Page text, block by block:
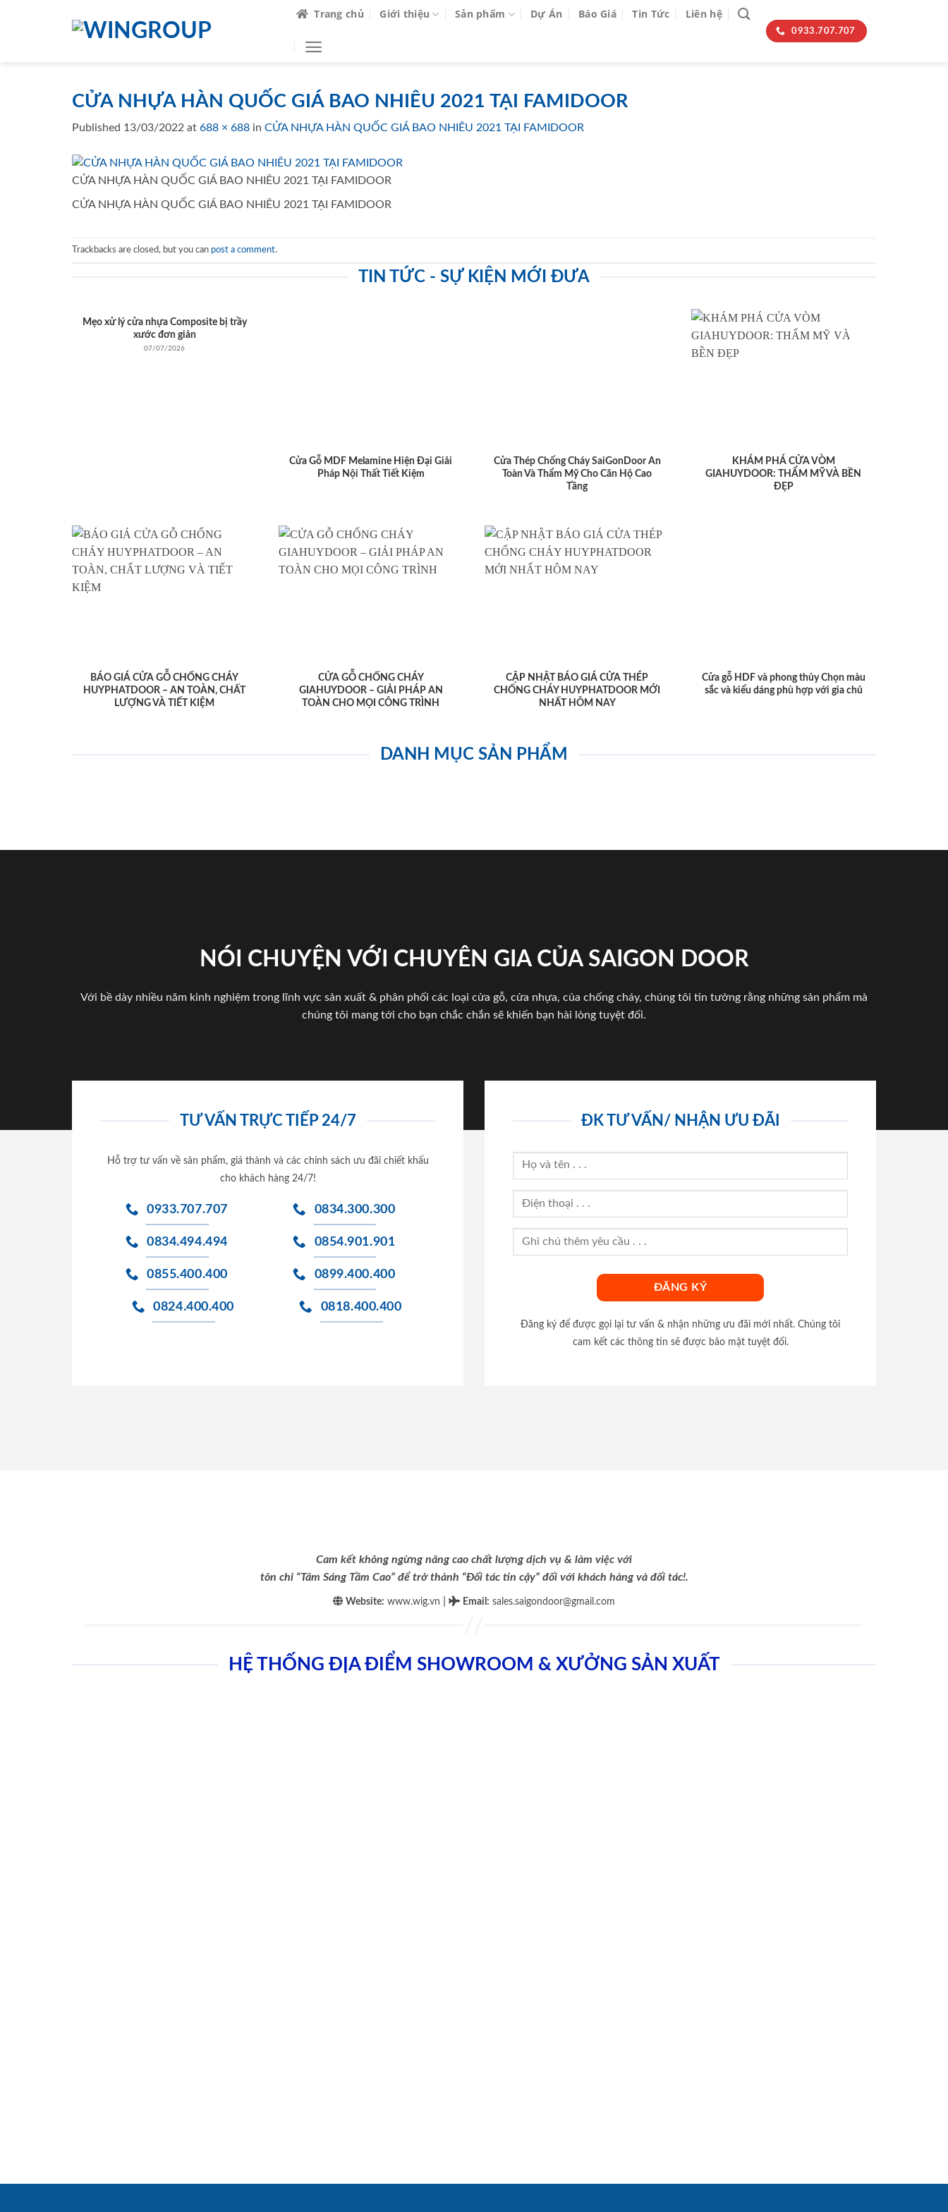
Trang chủ Giới thiệu Sản phẩm Dự Án Báo Giá Tin Tức Liên hệ
0933.707.707
CỬA NHỰA HÀN QUỐC GIÁ BAO NHIÊU 2021 TẠI FAMIDOOR
Published 13/03/2022 at 688 × 688 in CỬA NHỰA HÀN QUỐC GIÁ BAO NHIÊU 2021 TẠI FAMIDOOR
CỬA NHỰA HÀN QUỐC GIÁ BAO NHIÊU 2021 TẠI FAMIDOOR
CỬA NHỰA HÀN QUỐC GIÁ BAO NHIÊU 2021 TẠI FAMIDOOR
Trackbacks are closed, but you can post a comment.
TIN TỨC - SỰ KIỆN MỚI ĐƯA
Mẹo xử lý cửa nhựa Composite bị trầy
xước đơn giản
07/07/2026
Cửa Gỗ MDF Melamine Hiện Đại Giải
Pháp Nội Thất Tiết Kiệm
Cửa Thép Chống Cháy SaiGonDoor An
Toàn Và Thẩm Mỹ Cho Căn Hộ Cao
Tầng
KHÁM PHÁ CỬA VÒM
GIAHUYDOOR: THẨM MỸ VÀ BỀN
ĐẸP
BÁO GIÁ CỬA GỖ CHỐNG CHÁY
HUYPHATDOOR – AN TOÀN, CHẤT
LƯỢNG VÀ TIẾT KIỆM
CỬA GỖ CHỐNG CHÁY
GIAHUYDOOR – GIẢI PHÁP AN
TOÀN CHO MỌI CÔNG TRÌNH
CẬP NHẬT BÁO GIÁ CỬA THÉP
CHỐNG CHÁY HUYPHATDOOR MỚI
NHẤT HÔM NAY
Cửa gỗ HDF và phong thủy Chọn màu
sắc và kiểu dáng phù hợp với gia chủ
DANH MỤC SẢN PHẨM
NÓI CHUYỆN VỚI CHUYÊN GIA CỦA SAIGON DOOR
Với bề dày nhiều năm kinh nghiệm trong lĩnh vực sản xuất & phân phối các loại cửa gỗ, cửa nhựa, của chống cháy, chúng tôi tin tưởng rằng những sản phẩm mà
chúng tôi mang tới cho bạn chắc chắn sẽ khiến bạn hài lòng tuyệt đối.
TƯ VẤN TRỰC TIẾP 24/7
Hỗ trợ tư vấn về sản phẩm, giá thành và các chính sách ưu đãi chiết khấu
cho khách hàng 24/7!
0933.707.707
0834.494.494
0855.400.400
0824.400.400
0834.300.300
0854.901.901
0899.400.400
0818.400.400
ĐK TƯ VẤN/ NHẬN ƯU ĐÃI
Đăng ký để được gọi lại tư vấn & nhận những ưu đãi mới nhất. Chúng tôi
cam kết các thông tin sẽ được bảo mật tuyệt đối.
Cam kết không ngừng nâng cao chất lượng dịch vụ & làm việc với
tôn chỉ “Tâm Sáng Tầm Cao” để trở thành “Đối tác tin cậy” đối với khách hàng và đối tác!.
Website: www.wig.vn Email : sales.saigondoor@gmail.com
HỆ THỐNG ĐỊA ĐIỂM SHOWROOM & XƯỞNG SẢN XUẤT